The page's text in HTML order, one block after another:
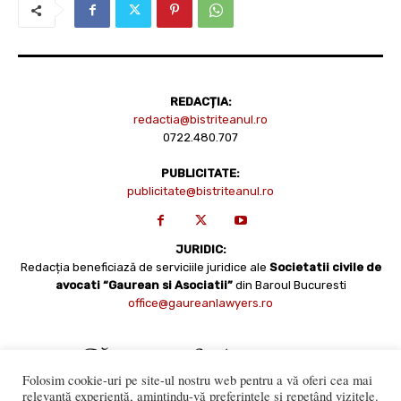
REDACȚIA:
redactia@bistriteanul.ro
0722.480.707
PUBLICITATE:
publicitate@bistriteanul.ro
JURIDIC:
Redacția beneficiază de serviciile juridice ale Societatii civile de
avocati “Gaurean si Asociatii” din Baroul Bucuresti
office@gaureanlawyers.ro
Folosim cookie-uri pe site-ul nostru web pentru a vă oferi cea mai
relevantă experiență, amintindu-vă preferințele și repetând vizitele.